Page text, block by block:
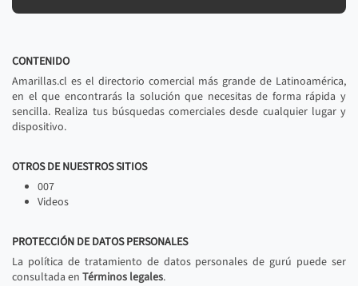
CONTENIDO
Amarillas.cl es el directorio comercial más grande de Latinoamérica,
en el que encontrarás la solución que necesitas de forma rápida y
sencilla. Realiza tus búsquedas comerciales desde cualquier lugar y
dispositivo.
OTROS DE NUESTROS SITIOS
007
Videos
PROTECCIÓN DE DATOS PERSONALES
La política de tratamiento de datos personales de gurú puede ser
consultada en Términos legales.